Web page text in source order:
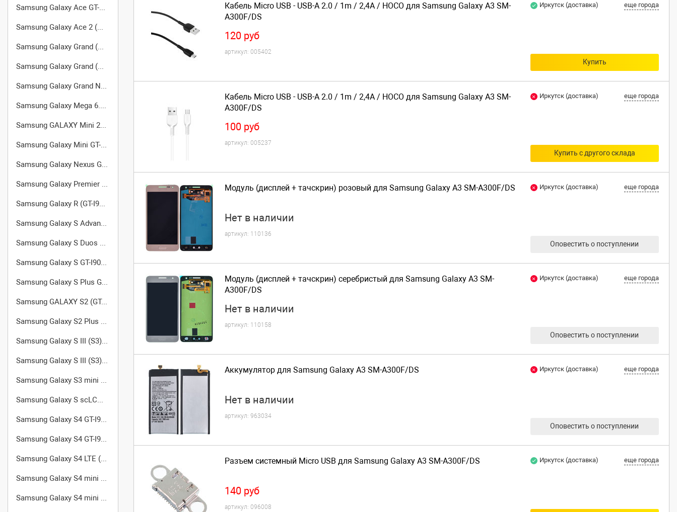
Samsung Galaxy Ace GT-S5830
Samsung Galaxy Ace 2 (GT-I8160)
Samsung Galaxy Grand (GT-I9080)
Samsung Galaxy Grand (GT-I9082)
Samsung Galaxy Grand Neo (GT-I9060)
Samsung Galaxy Mega 6.3 GT-I9200
Samsung GALAXY Mini 2 (GT-S6500D)
Samsung Galaxy Mini GT-S5570
Samsung Galaxy Nexus GT-I9250
Samsung Galaxy Premier GT-I9260
Samsung Galaxy R (GT-I9103)
Samsung Galaxy S Advance GT-I9070
Samsung Galaxy S Duos GT-S7562
Samsung Galaxy S GT-I9000
Samsung Galaxy S Plus GT-I9001
Samsung GALAXY S2 (GT-I9100)
Samsung Galaxy S2 Plus GT-I9105
Samsung Galaxy S III (S3) GT-I9300
Samsung Galaxy S III (S3) GT-I9305 LTE
Samsung Galaxy S3 mini (GT-I8190)
Samsung Galaxy S scLCD GT-I9003
Samsung Galaxy S4 GT-I9500
Samsung Galaxy S4 GT-I9502
Samsung Galaxy S4 LTE (GT-I9505)
Samsung Galaxy S4 mini Duos GT-I9192
Samsung Galaxy S4 mini GT-I9190
Кабель Micro USB - USB-A 2.0 / 1m / 2,4A / HOCO для Samsung Galaxy A3 SM-
A300F/DS
120 руб
артикул: 005402
Иркутск (доставка) еще города
Купить
Кабель Micro USB - USB-A 2.0 / 1m / 2,4A / HOCO для Samsung Galaxy A3 SM-
A300F/DS
100 руб
артикул: 005237
Иркутск (доставка) еще города
Купить с другого склада
Модуль (дисплей + тачскрин) розовый для Samsung Galaxy A3 SM-A300F/DS
Нет в наличии
артикул: 110136
Иркутск (доставка) еще города
Оповестить о поступлении
Модуль (дисплей + тачскрин) серебристый для Samsung Galaxy A3 SM-
A300F/DS
Нет в наличии
артикул: 110158
Иркутск (доставка) еще города
Оповестить о поступлении
Аккумулятор для Samsung Galaxy A3 SM-A300F/DS
Нет в наличии
артикул: 963034
Иркутск (доставка) еще города
Оповестить о поступлении
Разъем системный Micro USB для Samsung Galaxy A3 SM-A300F/DS
140 руб
артикул: 096008
Иркутск (доставка) еще города